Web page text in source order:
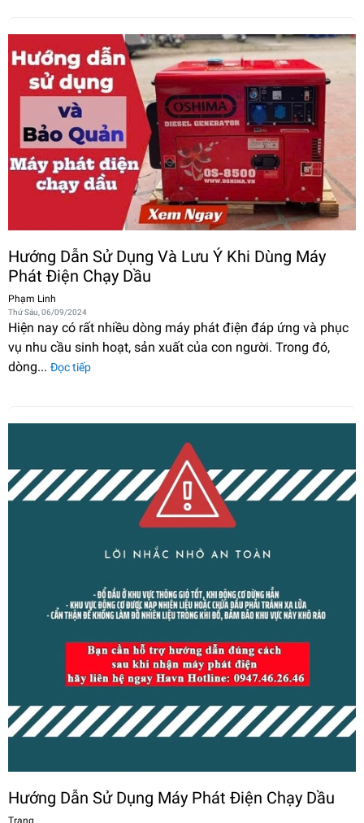
Hướng Dẫn Sử Dụng Và Lưu Ý Khi Dùng Máy
Phát Điện Chạy Dầu
Phạm Linh
Thứ Sáu, 06/09/2024
Hiện nay có rất nhiều dòng máy phát điện đáp ứng và phục
vụ nhu cầu sinh hoạt, sản xuất của con người. Trong đó,
dòng... Đọc tiếp
Hướng Dẫn Sử Dụng Máy Phát Điện Chạy Dầu
Trang